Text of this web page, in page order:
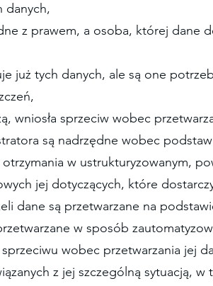
danych,
z prawem, a osoba, której dane
już tych danych, ale są one
wniosła sprzeciw wobec
są nadrzędne wobec
w ustrukturyzowanym,
jej dotyczących, które
dane są przetwarzane na
w sposób
wobec przetwarzania jej
z jej szczególną sytuacją,